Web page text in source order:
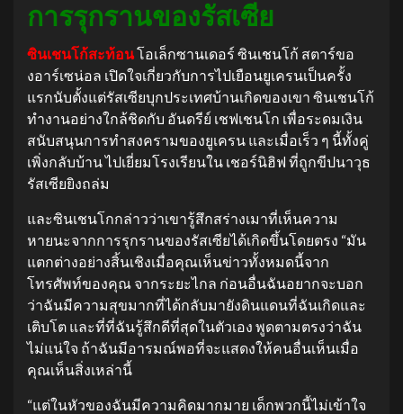
การรุกรานของรัสเซีย
ซินเชนโก้สะท้อนโอเล็กซานเดอร์ ซินเชนโก้ สตาร์ขอ
งอาร์เซน่อล เปิดใจเกี่ยวกับการไปเยือนยูเครนเป็นครั้ง
แรกนับตั้งแต่รัสเซียบุกประเทศบ้านเกิดของเขา ซินเชนโก้
ทำงานอย่างใกล้ชิดกับ อันดรีย์ เชฟเชนโก เพื่อระดมเงิน
สนับสนุนการทำสงครามของยูเครน และเมื่อเร็ว ๆ นี้ทั้งคู่
เพิ่งกลับบ้าน ไปเยี่ยมโรงเรียนใน เชอร์นิฮิฟ ที่ถูกขีปนาวุธ
รัสเซียยิงถล่ม
และซินเชนโกกล่าวว่าเขารู้สึกสร่างเมาที่เห็นความ
หายนะจากการรุกรานของรัสเซียได้เกิดขึ้นโดยตรง “มัน
แตกต่างอย่างสิ้นเชิงเมื่อคุณเห็นข่าวทั้งหมดนี้จาก
โทรศัพท์ของคุณ จากระยะไกล ก่อนอื่นฉันอยากจะบอก
ว่าฉันมีความสุขมากที่ได้กลับมายังดินแดนที่ฉันเกิดและ
เติบโต และที่ที่ฉันรู้สึกดีที่สุดในตัวเอง พูดตามตรงว่าฉัน
ไม่แน่ใจ ถ้าฉันมีอารมณ์พอที่จะแสดงให้คนอื่นเห็นเมื่อ
คุณเห็นสิ่งเหล่านี้
“แต่ในหัวของฉันมีความคิดมากมาย เด็กพวกนี้ไม่เข้าใจ